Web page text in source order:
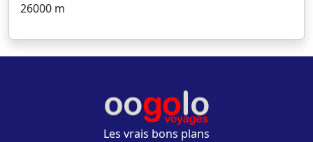
26000 m
Les vrais bons plans